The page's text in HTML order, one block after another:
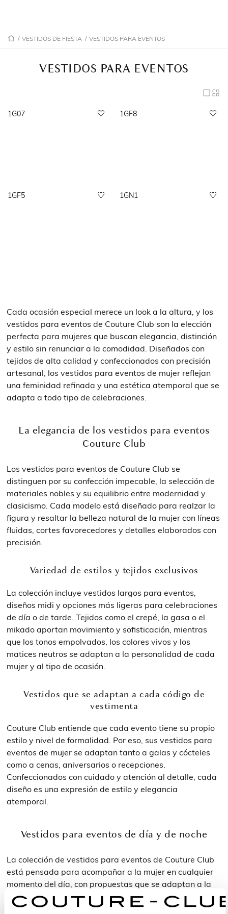
/ VESTIDOS DE FIESTA / VESTIDOS PARA EVENTOS
VESTIDOS PARA EVENTOS
1G07 1GF8
1GF5 1GN1
Cada ocasión especial merece un look a la altura, y los
vestidos para eventos de Couture Club son la elección
perfecta para mujeres que buscan elegancia, distinción
y estilo sin renunciar a la comodidad. Diseñados con
tejidos de alta calidad y confeccionados con precisión
artesanal, los vestidos para eventos de mujer reflejan
una feminidad refinada y una estética atemporal que se
adapta a todo tipo de celebraciones.
La elegancia de los vestidos para eventos
Couture Club
Los vestidos para eventos de Couture Club se
distinguen por su confección impecable, la selección de
materiales nobles y su equilibrio entre modernidad y
clasicismo. Cada modelo está diseñado para realzar la
figura y resaltar la belleza natural de la mujer con líneas
fluidas, cortes favorecedores y detalles elaborados con
precisión.
Variedad de estilos y tejidos exclusivos
La colección incluye vestidos largos para eventos,
diseños midi y opciones más ligeras para celebraciones
de día o de tarde. Tejidos como el crepé, la gasa o el
mikado aportan movimiento y sofisticación, mientras
que los tonos empolvados, los colores vivos y los
matices neutros se adaptan a la personalidad de cada
mujer y al tipo de ocasión.
Vestidos que se adaptan a cada código de
vestimenta
Couture Club entiende que cada evento tiene su propio
estilo y nivel de formalidad. Por eso, sus vestidos para
eventos de mujer se adaptan tanto a galas y cócteles
como a cenas, aniversarios o recepciones.
Confeccionados con cuidado y atención al detalle, cada
diseño es una expresión de estilo y elegancia
atemporal.
Vestidos para eventos de día y de noche
La colección de vestidos para eventos de Couture Club
está pensada para acompañar a la mujer en cualquier
momento del día, con propuestas que se adaptan a la
luz y la atmósfera de cada celebración.